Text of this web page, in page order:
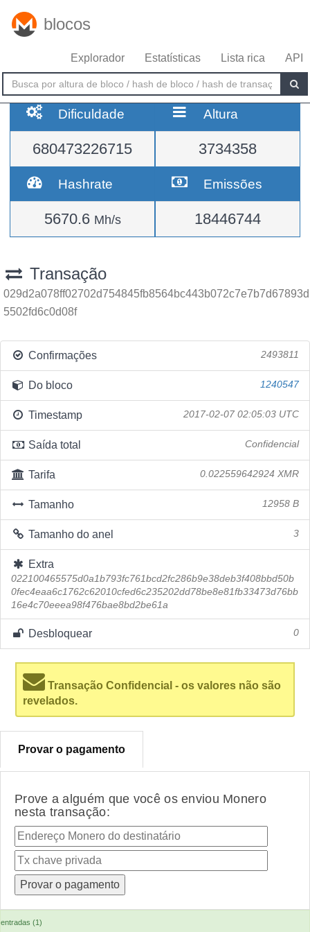
blocos
Explorador Estatísticas Lista rica API
Dificuldade
680473226715
Altura
3734358
Hashrate
5670.6 Mh/s
Emissões
18446744
Transação
029d2a078ff02702d754845fb8564bc443b072c7e7b7d67893d
5502fd6c0d08f
Confirmações 2493811
Do bloco 1240547
Timestamp 2017-02-07 02:05:03 UTC
Saída total Confidencial
Tarifa 0.022559642924 XMR
Tamanho 12958 B
Tamanho do anel 3
Extra
022100465575d0a1b793fc761bcd2fc286b9e38deb3f408bbd50b
0fec4eaa6c1762c62010cfed6c235202dd78be8e81fb33473d76bb
16e4c70eeea98f476bae8bd2be61a
Desbloquear 0
Transação Confidencial - os valores não são
revelados.
Provar o pagamento
Prove a alguém que você os enviou Monero
nesta transação:
entradas (1)